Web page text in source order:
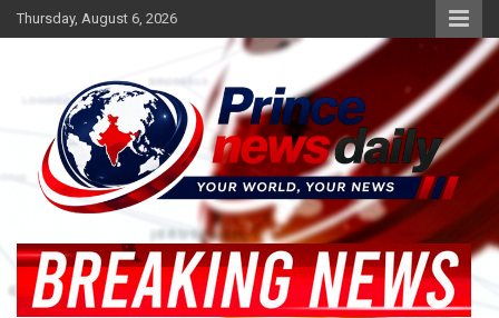
Skip
to
Thursday, August 6, 2026
Princenews Daily